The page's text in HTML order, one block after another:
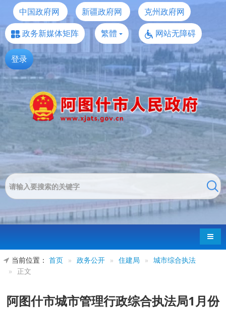
中国政府网 新疆政府网
克州政府网
政务新媒体矩阵
繁體 网站无障碍
登录
导航
当前位置： 首页 » 政务公开 » 住建局 » 城市综合执法
»
正文
阿图什市城市管理行政综合执法局1月份